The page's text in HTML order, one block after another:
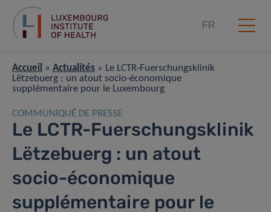
FR
Accueil » Actualités » Le LCTR-Fuerschungsklinik
Lëtzebuerg : un atout socio-économique
supplémentaire pour le Luxembourg
COMMUNIQUÉ DE PRESSE
Le LCTR-Fuerschungsklinik
Lëtzebuerg : un atout
socio-économique
supplémentaire pour le